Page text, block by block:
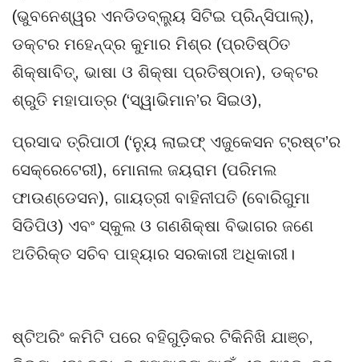
(ଭୁବନେଶ୍ୱର ଏନଡିଡବ୍ଲ୍ୟୁ ସିଟିଇ ପ୍ରିନ୍ସିପାଲ୍),
ଡକ୍ଟର ମହେନ୍ଦ୍ର କୁମାର ମିଶ୍ର (ପ୍ରତିଷ୍ଠିତ
ଶିକ୍ଷାବିତ୍, ଭାଷା ଓ ଶିକ୍ଷା ପ୍ରତିଷ୍ଠାନ), ଡକ୍ଟର
ଶ୍ରୁତି ମହାପାତ୍ର (‘ସ୍ୱାଭିମାନ’ର ସିଇଓ),
ପ୍ରସାଦ ତ୍ରିପାଠୀ (‘ନ୍ୟୁ ଲାଇଫ୍ ଏଜୁକେସନ ଟ୍ରଷ୍ଟ’ର
ସେକ୍ରେଟେରୀ), ମୋନାଲ ଜୟରାମ (ପରିମଲ
ଫାଉଣ୍ଡେସନ), ଗାୟତ୍ରୀ ବାହିନୀପତି (ବୋରିଗୁମା
ସିଡିପିଓ) ଏବଂ ସ୍କୁଲ ଓ ଗଣଶିକ୍ଷା ବିଭାଗର ଜଣେ
ଅତିରିକ୍ତ ସଚିବ ପାହ୍ୟାର ସରକାରୀ ଅଧିକାରୀ।
ଷ୍ଟିଅରିଂ କମିଟି ପରେ ବହିଗୁଡ଼ିକର ଟିକିନିଖି ଯାଞ୍ଚ,